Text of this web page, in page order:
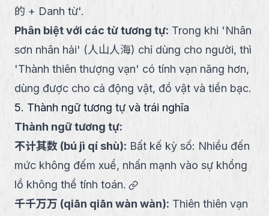
的 + Danh từ'.
Phân biệt với các từ tương tự: Trong khi 'Nhân
sơn nhân hải' (人山人海) chỉ dùng cho người, thì
'Thành thiên thượng vạn' có tính vạn năng hơn,
dùng được cho cả động vật, đồ vật và tiền bạc.
5. Thành ngữ tương tự và trái nghĩa
Thành ngữ tương tự:
不计其数 (bú jì qí shù): Bất kế kỳ số: Nhiều đến
mức không đếm xuể, nhấn mạnh vào sự khổng
lồ không thể tính toán.
link
千千万万 (qiān qiān wàn wàn): Thiên thiên vạn